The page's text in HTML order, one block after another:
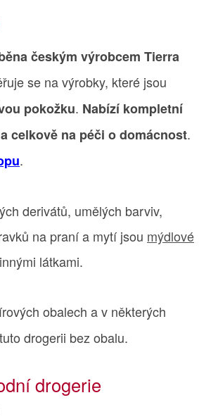
českým výrobcem Tierra
se na výrobky, které jsou
pokožku. Nabízí kompletní
celkově na péči o domácnost.
.
derivátů, umělých barviv,
na praní a mytí jsou mýdlové
látkami.
obalech a v některých
drogerii bez obalu.
drogerie